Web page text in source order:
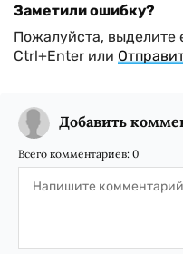
Заметили ошибку?
Пожалуйста,
Ctrl+Enter или
Добавить
Всего комментариев: 0